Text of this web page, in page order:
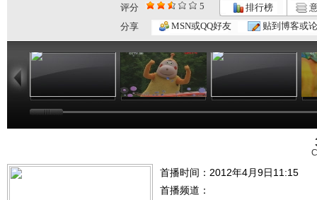
评分 5 排行榜
分享
MSN或QQ好友 贴到博客或
01:02
小小智慧树...
03:24
小小智慧树...
01:26
首播时间：2012年4月9日11:15
首播频道：